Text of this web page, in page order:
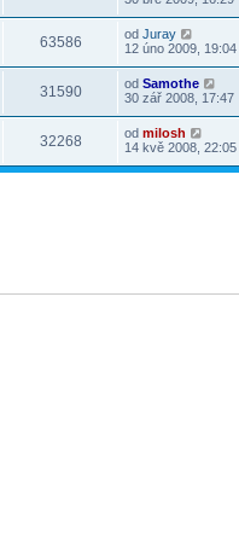
63586 od Juray
12 úno 2009, 19:04
31590 od Samothe
30 zář 2008, 17:47
32268 od milosh
14 kvě 2008, 22:05